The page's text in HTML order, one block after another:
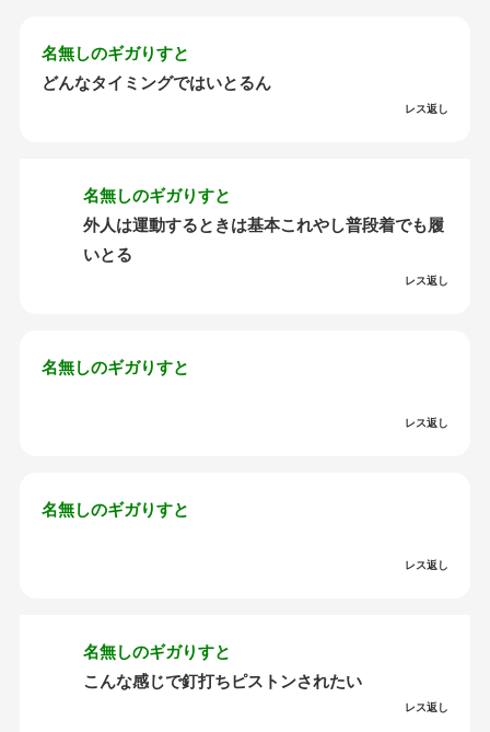
名無しのギガりすと
どんなタイミングではいとるん
レス返し
名無しのギガりすと
外人は運動するときは基本これやし普段着でも履
いとる
レス返し
名無しのギガりすと
レス返し
名無しのギガりすと
レス返し
名無しのギガりすと
こんな感じで釘打ちピストンされたい
レス返し